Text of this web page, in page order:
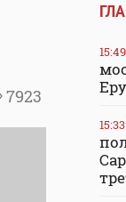
7923
15:49
15:33